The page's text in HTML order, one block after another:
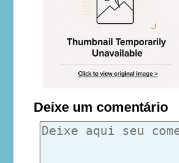
Deixe um comentário